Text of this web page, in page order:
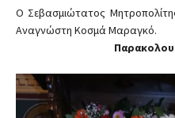
Ο Σεβασμιώτατος
Αναγνώστη Κοσμά Μαραγκό.